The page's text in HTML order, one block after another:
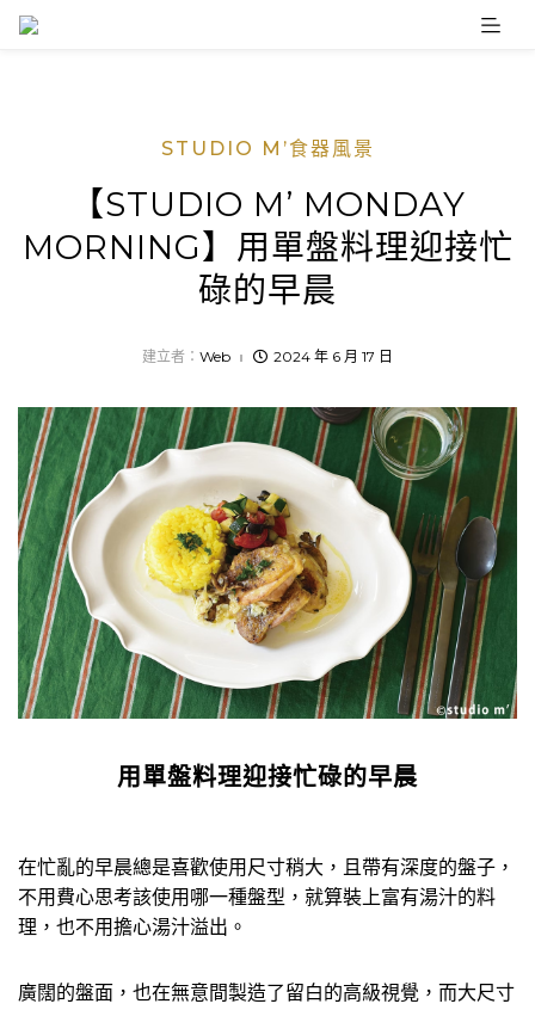
Skip
STUDIO M’食器風景
【STUDIO M’ MONDAY
MORNING】用單盤料理迎接忙
碌的早晨
建立者： Web 2024 年 6 月 17 日
用單盤料理迎接忙碌的早晨
在忙亂的早晨總是喜歡使用尺寸稍大，且帶有深度的盤子，
不用費心思考該使用哪一種盤型，就算裝上富有湯汁的料
理，也不用擔心湯汁溢出。
廣闊的盤面，也在無意間製造了留白的高級視覺，而大尺寸